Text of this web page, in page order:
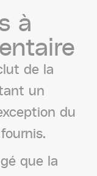
à
de la
un
du
que la